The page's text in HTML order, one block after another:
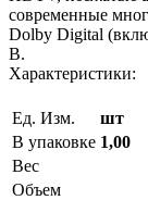
современные
Dolby Digital
В.
Характеристики:
Ед. Изм.
шт
В упаковке 1,00
Вес
Объем